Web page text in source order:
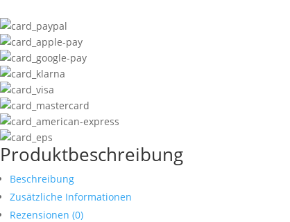
Produktbeschreibung
Beschreibung
Zusätzliche Informationen
Rezensionen (0)